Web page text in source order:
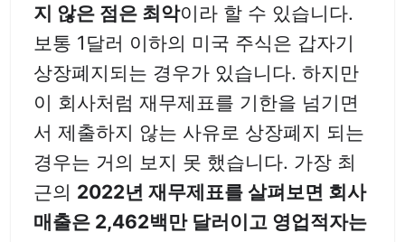
지 않은 점은 최악이라 할 수 있습니다.
보통 1달러 이하의 미국 주식은 갑자기
상장폐지되는 경우가 있습니다. 하지만
이 회사처럼 재무제표를 기한을 넘기면
서 제출하지 않는 사유로 상장폐지 되는
경우는 거의 보지 못 했습니다. 가장 최
근의 2022년 재무제표를 살펴보면 회사
매출은 2,462백만 달러이고 영업적자는